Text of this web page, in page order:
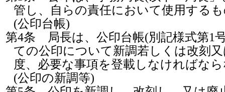
管し、自らの責任において使用する
(公印台帳)
第4条
局長は、公印台帳(別記様式第1
ての公印について新調若しくは改刻
度、必要な事項を登載しなければな
(公印の新調等)